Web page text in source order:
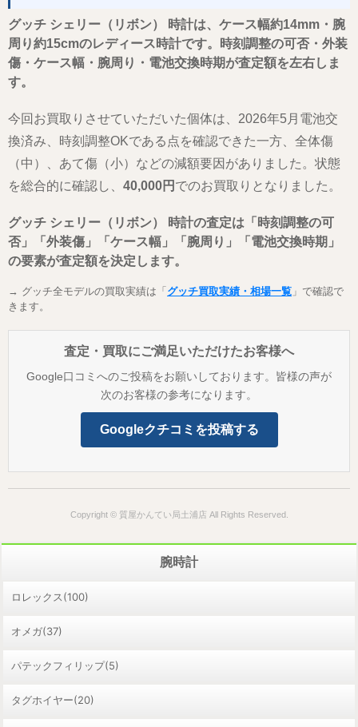
グッチ シェリー（リボン） 時計は、ケース幅約14mm・腕
周り約15cmのレディース時計です。時刻調整の可否・外装
傷・ケース幅・腕周り・電池交換時期が査定額を左右しま
す。
今回お買取りさせていただいた個体は、2026年5月電池交
換済み、時刻調整OKである点を確認できた一方、全体傷
（中）、あて傷（小）などの減額要因がありました。状態
を総合的に確認し、 40,000円 でのお買取りとなりました。
グッチ シェリー（リボン） 時計の査定は「時刻調整の可
否」「外装傷」「ケース幅」「腕周り」「電池交換時期」
の要素が査定額を決定します。
→ グッチ全モデルの買取実績は「 グッチ買取実績・相場一覧 」で確認で
きます。
査定・買取にご満足いただけたお客様へ
Google口コミへのご投稿をお願いしております。皆様の声が
次のお客様の参考になります。
Googleクチコミを投稿する
Copyright © 質屋かんてい局土浦店 All Rights Reserved.
腕時計
ロレックス(100)
オメガ(37)
パテックフィリップ(5)
タグホイヤー(20)